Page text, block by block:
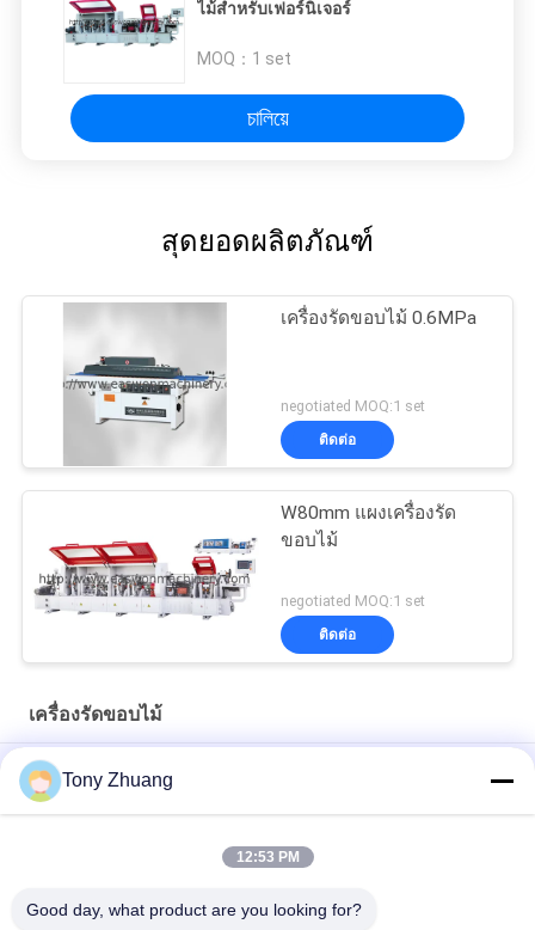
ไม้สำหรับเฟอร์นิเจอร์
MOQ： 1 set
চালিয়ে
สุดยอดผลิตภัณฑ์
เครื่องรัดขอบไม้ 0.6MPa
negotiated MOQ:1 set
ติดต่อ
W80mm แผงเครื่องรัด
ขอบไม้
negotiated MOQ:1 set
ติดต่อ
เครื่องรัดขอบไม้
6.4m / นาที Edgebander อัตโนมัติ, เครื่องรัดขอบไม้ BJF115M
Tony Zhuang
12:53 PM
Good day, what product are you looking for?